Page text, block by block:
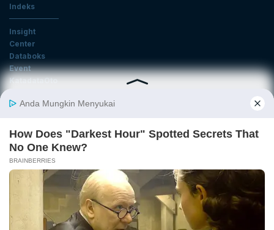
Indeks
Insight
Center
Databoks
Event
KatadataOto
Email
Daftar
Tentang Katadata Advertising Karier
Pedoman Media Siber